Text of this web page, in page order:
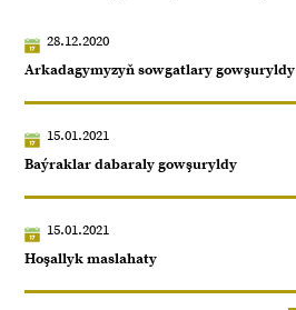
28.12.2020
Arkadagymyzyň sowgatlary gowşuryldy
15.01.2021
Baýraklar dabaraly gowşuryldy
15.01.2021
Hoşallyk maslahaty